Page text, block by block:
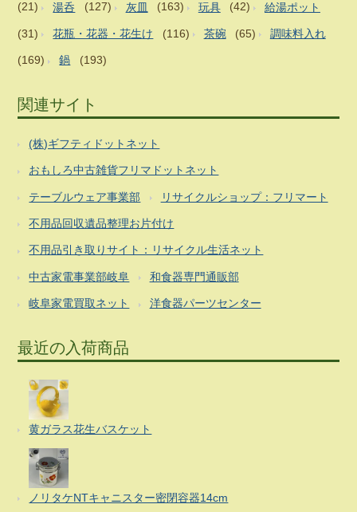
(21) 湯呑 (127) 灰皿 (163) 玩具 (42) 給湯ポット
(31) 花瓶・花器・花生け (116) 茶碗 (65) 調味料入れ
(169) 鍋 (193)
関連サイト
(株)ギフティドットネット
おもしろ中古雑貨フリマドットネット
テーブルウェア事業部 リサイクルショップ：フリマート
不用品回収遺品整理お片付け
不用品引き取りサイト：リサイクル生活ネット
中古家電事業部岐阜 和食器専門通販部
岐阜家電買取ネット 洋食器パーツセンター
最近の入荷商品
黄ガラス花生バスケット
ノリタケNTキャニスター密閉容器14cm